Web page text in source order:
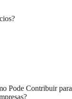
Pode Contribuir para